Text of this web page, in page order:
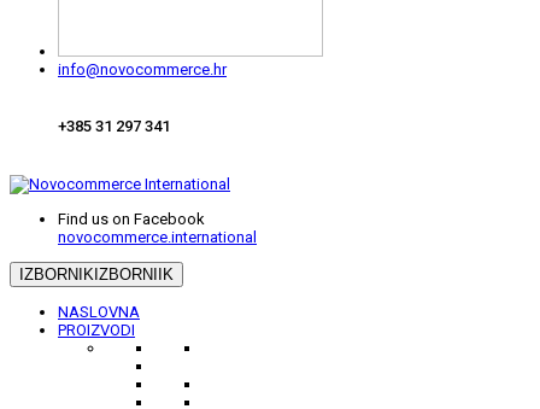
info@novocommerce.hr
+385 31 297 341
Find us on Facebook
novocommerce.international
IZBORNIKIZBORNIIK
NASLOVNA
PROIZVODI